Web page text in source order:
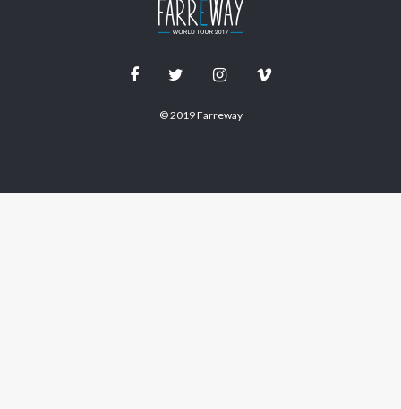
© 2019 Farreway